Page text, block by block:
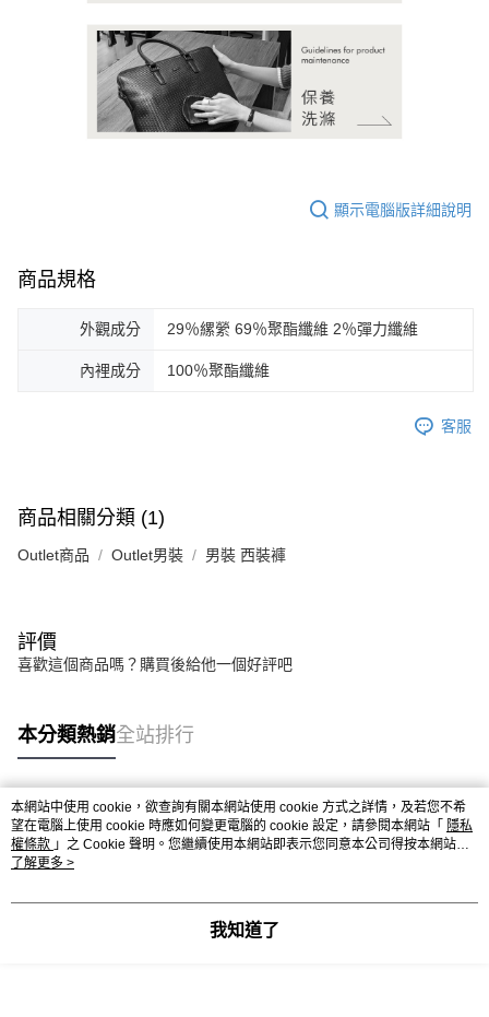
顯示電腦版詳細說明
商品規格
外觀成分 29％縲縈 69％聚酯纖維 2％彈力纖維
內裡成分 100％聚酯纖維
客服
商品相關分類 (1)
Outlet商品 Outlet男裝 男裝 西裝褲
評價
喜歡這個商品嗎？購買後給他一個好評吧
本分類熱銷全站排行
熱門標籤
本網站中使用 cookie，欲查詢有關本網站使用 cookie 方式之詳情，及若您不希
望在電腦上使用 cookie 時應如何變更電腦的 cookie 設定，請參閱本網站「 隱私
權條款 」之 Cookie 聲明。您繼續使用本網站即表示您同意本公司得按本網站使
用條款之 Cookie 聲明使用 cookie。
了解更多 >
我知道了